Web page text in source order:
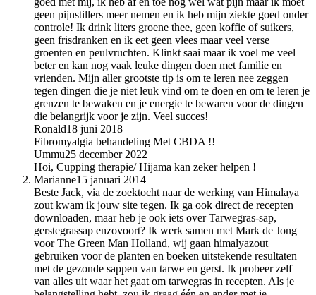
geen pijnstillers meer nemen en ik heb mijn ziekte goed onder
controle! Ik drink liters groene thee, geen koffie of suikers,
geen frisdranken en ik eet geen vlees maar veel verse
groenten en peulvruchten. Klinkt saai maar ik voel me veel
beter en kan nog vaak leuke dingen doen met familie en
vrienden. Mijn aller grootste tip is om te leren nee zeggen
tegen dingen die je niet leuk vind om te doen en om te leren je
grenzen te bewaken en je energie te bewaren voor de dingen
die belangrijk voor je zijn. Veel succes!
Ronald18 juni 2018
Fibromyalgia behandeling Met CBDA !!
Ummu25 december 2022
Hoi, Cupping therapie/ Hijama kan zeker helpen !
Marianne15 januari 2014
Beste Jack, via de zoektocht naar de werking van Himalaya
zout kwam ik jouw site tegen. Ik ga ook direct de recepten
downloaden, maar heb je ook iets over Tarwegras-sap,
gerstegrassap enzovoort? Ik werk samen met Mark de Jong
voor The Green Man Holland, wij gaan himalyazout
gebruiken voor de planten en boeken uitstekende resultaten
met de gezonde sappen van tarwe en gerst. Ik probeer zelf
van alles uit waar het gaat om tarwegras in recepten. Als je